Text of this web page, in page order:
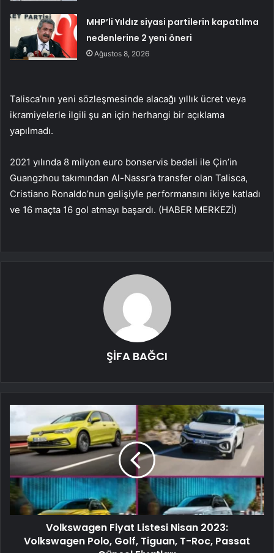
MHP’li Yıldız siyasi partilerin kapatılma
nedenlerine 2 yeni öneri
Ağustos 8, 2026
Talisca’nın yeni sözleşmesinde alacağı yıllık ücret veya
ikramiyelerle ilgili şu an için herhangi bir açıklama
yapılmadı.
2021 yılında 8 milyon euro bonservis bedeli ile Çin’in
Guangzhou takımından Al-Nassr’a transfer olan Talisca,
Cristiano Ronaldo’nun gelişiyle performansını ikiye katladı
ve 16 maçta 16 gol atmayı başardı. (HABER MERKEZİ)
ŞİFA BAĞCI
Volkswagen Fiyat Listesi Nisan 2023:
Volkswagen Polo, Golf, Tiguan, T-Roc, Passat